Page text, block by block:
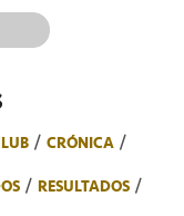
CRÓNICA
RESULTADOS